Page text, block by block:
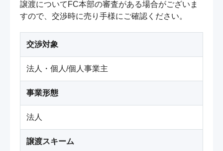
譲渡についてFC本部の審査がある場合がございま
すので、交渉時に売り手様にご確認ください。
交渉対象
法人・個人/個人事業主
事業形態
法人
譲渡スキーム